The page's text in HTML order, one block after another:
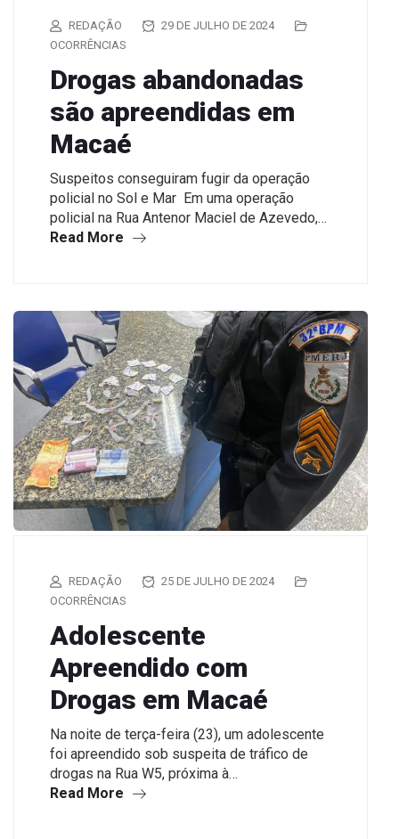
REDAÇÃO
29 DE JULHO DE 2024
OCORRÊNCIAS
Drogas abandonadas
são apreendidas em
Macaé
Suspeitos conseguiram fugir da operação
policial no Sol e Mar Em uma operação
policial na Rua Antenor Maciel de Azevedo,…
Read More
REDAÇÃO
25 DE JULHO DE 2024
OCORRÊNCIAS
Adolescente
Apreendido com
Drogas em Macaé
Na noite de terça-feira (23), um adolescente
foi apreendido sob suspeita de tráfico de
drogas na Rua W5, próxima à…
Read More